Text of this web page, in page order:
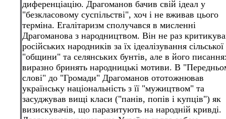
диференціацію. Драгоманов бачив свій ідеал у
"безкласовому суспільстві", хоч і не вживав цього
терміна. Егалітаризм сполучався в мисленні
Драгоманова з народництвом. Він не раз
російських народників за їх ідеалізування сільської
"общини" та селянських бунтів, але в його
виразно бринять народницькі мотиви. В
слові" до "Громади" Драгоманов ототожнював
українську національність з її "мужицтвом" та
засуджував вищі класи ("панів, попів і купців") як
визискувачів, що паразитують на народній кривді.